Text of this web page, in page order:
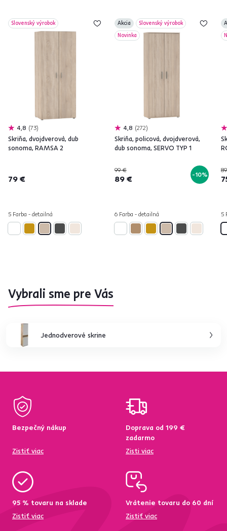
Slovenský výrobok
4,8 73
Skriňa, dvojdverová, dub
sonoma, RAMSA 2
79 €
5 Farba - detailná
Akcia
Slovenský výrobok
Novinka
4,8 272
Skriňa, policová, dvojdverová,
dub sonoma, SERVO TYP 1
99 €
89 € -10%
6 Farba - detailná 5
Vybrali sme pre Vás
Jednodverové skrine
Bezpečný nákup
Zistiť viac
Doprava od 199 €
zadarmo
Zisti viac
95 % tovaru na sklade
Zistiť viac
Vrátenie tovaru do 60 dní
Zistiť viac